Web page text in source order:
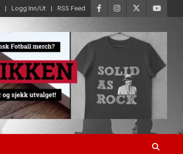
Logg Inn/Ut RSS Feed